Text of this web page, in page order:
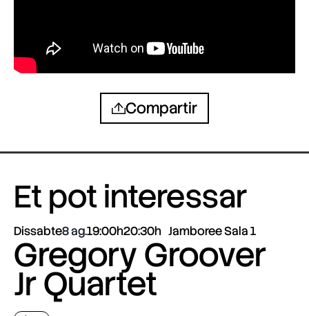
Compartir
Et pot interessar
Dissabte8 ag.19:00h20:30h Jamboree Sala 1
Gregory Groover
Jr Quartet